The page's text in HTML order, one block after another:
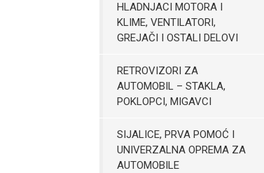
HLADNJACI MOTORA I
KLIME, VENTILATORI,
GREJAČI I OSTALI DELOVI
RETROVIZORI ZA
AUTOMOBIL – STAKLA,
POKLOPCI, MIGAVCI
SIJALICE, PRVA POMOĆ I
UNIVERZALNA OPREMA ZA
AUTOMOBILE